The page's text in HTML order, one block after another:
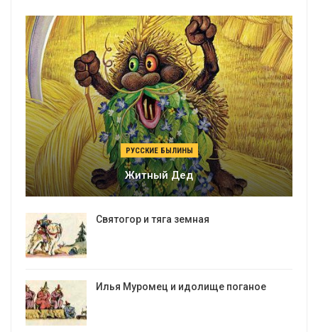
РУССКИЕ БЫЛИНЫ
Житный Дед
Святогор и тяга земная
Илья Муромец и идолище поганое